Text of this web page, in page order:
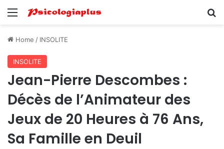
Menu
Home / INSOLITE
INSOLITE
Jean-Pierre Descombes :
Décès de l’Animateur des
Jeux de 20 Heures à 76 Ans,
Sa Famille en Deuil